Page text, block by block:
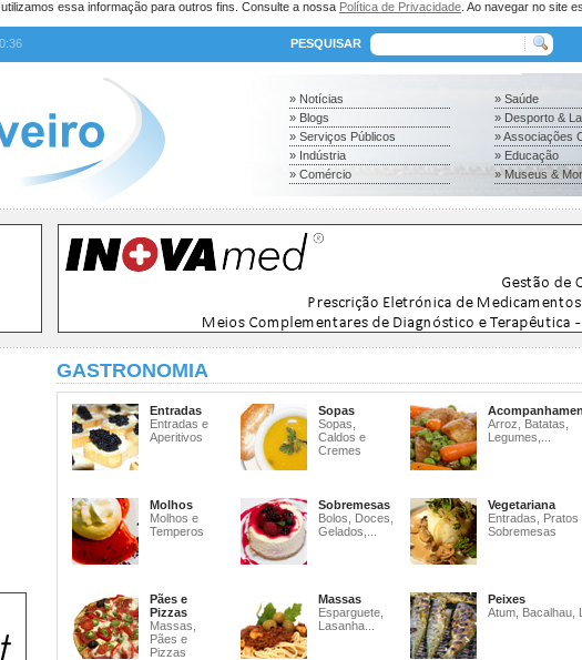
essa informação para outros fins. Consulte a nossa Política de Privacidade . Ao navegar no site
PESQUISAR
» Notícias
» Blogs
» Serviços Públicos
» Indústria
» Comércio
» Saúde
» Desporto &
» Associações
» Educação
» Museus &
GASTRONOMIA
Entradas
Entradas e
Aperitivos
Sopas
Sopas,
Caldos e
Cremes
Arroz, Batatas,
Legumes,...
Molhos
Molhos e
Temperos
Sobremesas
Bolos, Doces,
Gelados,...
Vegetariana
Entradas, Pratos
Sobremesas
Pães e
Pizzas
Massas,
Pães e
Pizzas
Massas
Esparguete,
Lasanha...
Peixes
Atum, Bacalhau,